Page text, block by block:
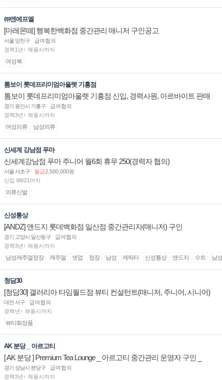
㈜엔에프엘
[마레몬떼] 행복한백화점 중간관리 매니저 구인공고
서울 양천구
급여협의
경력1년↑ 채용시까지
여성복
톰보이 롯데프리미엄아울렛 기흥점
톰보이 롯데프리미엄아울렛 기흥점 신입, 경력사원, 아르바이트 판매
직 구인합니다.
경기 용인시 기흥구
급여협의
경력3년↑ 채용시까지
여성의류 남성의류
신세계 강남점 푸마
신세계강남점 푸마 주니어 월6회 휴무 250(경력자 협의)
서울 서초구 월급2,500,000원
신입 08/21까지
의류신발
신성통상
[ANDZ] 앤드지 롯데백화점 일산점 중간관리자(매니저) 구인
경기 고양시 일산동구
급여협의
경력3년↑ 채용시까지
남성캐주얼정장 캐주얼 셋업 정장 남성 캐릭터 신성통상 앤드지 수트 남
청담30
[청담30] 갤러리아 타임월드점 뷰티 컨설턴트(매니저, 주니어, 시니어)
채용
대전 서구
급여협의
경력년↑ 채용시까지
뷰티화장품
AK 분당 _ 아르고티
[ AK 분당 ] Premium Tea Lounge _ 아르고티 중간관리 운영자 구인 _
경기 성남시 분당구
급여협의
경력3년↑ 채용시까지